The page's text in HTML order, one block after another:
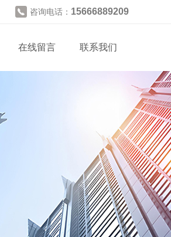
咨询电话： 15666889209
在线留言 联系我们